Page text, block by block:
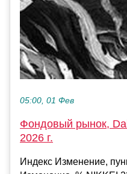
05:00, 01 Фев
Фондовый рынок,
2026 г.
Индекс Изменение,